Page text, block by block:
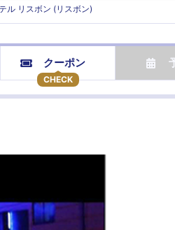
ル リスボン (リスボン)
CHECK
クーポン